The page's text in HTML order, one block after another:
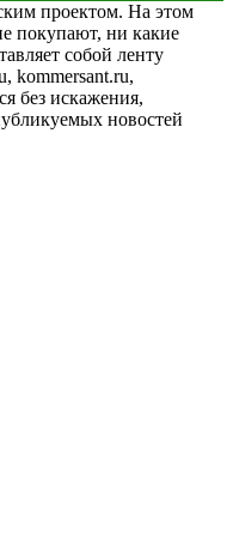
проектом. На этом
покупают, ни какие
собой ленту
kommersant.ru,
без искажения,
новостей